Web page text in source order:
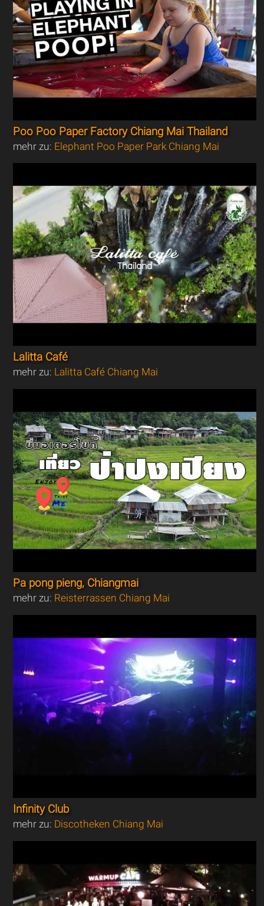
Poo Poo Paper Factory Chiang Mai Thailand
mehr zu: Elephant Poo Paper Park Chiang Mai
Lalitta Café
mehr zu: Lalitta Café Chiang Mai
Pa pong pieng, Chiangmai
mehr zu: Reisterrassen Chiang Mai
Infinity Club
mehr zu: Discotheken Chiang Mai